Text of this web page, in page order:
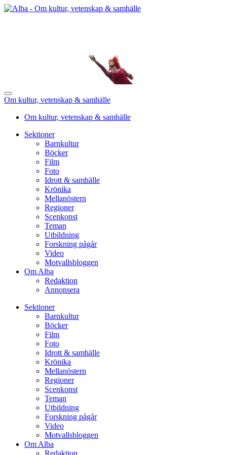
Om kultur, vetenskap & samhälle
Om kultur, vetenskap & samhälle
Sektioner
Barnkultur
Böcker
Film
Foto
Idrott & samhälle
Krönika
Mellanöstern
Regioner
Scenkonst
Teman
Utbildning
Forskning pågår
Video
Motvallsbloggen
Om Alba
Redaktion
Annonsera
Sektioner
Barnkultur
Böcker
Film
Foto
Idrott & samhälle
Krönika
Mellanöstern
Regioner
Scenkonst
Teman
Utbildning
Forskning pågår
Video
Motvallsbloggen
Om Alba
Redaktion